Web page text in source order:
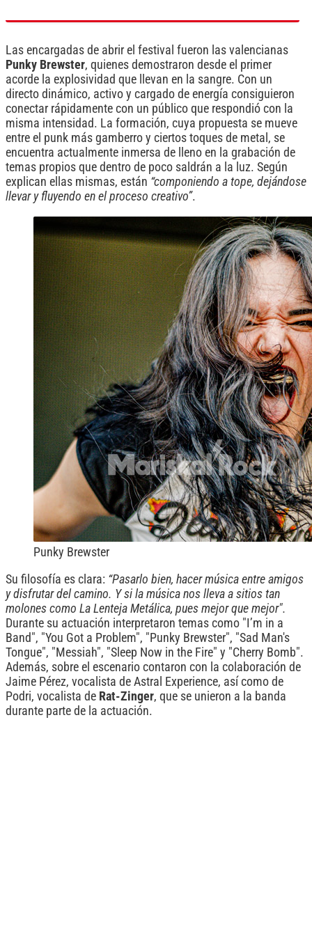
Las encargadas de abrir el festival fueron las valencianas
Punky Brewster, quienes demostraron desde el primer
acorde la explosividad que llevan en la sangre. Con un
directo dinámico, activo y cargado de energía consiguieron
conectar rápidamente con un público que respondió con la
misma intensidad. La formación, cuya propuesta se mueve
entre el punk más gamberro y ciertos toques de metal, se
encuentra actualmente inmersa de lleno en la grabación de
temas propios que dentro de poco saldrán a la luz. Según
explican ellas mismas, están “componiendo a tope, dejándose
llevar y fluyendo en el proceso creativo”.
Punky Brewster
Su filosofía es clara: “Pasarlo bien, hacer música entre amigos
y disfrutar del camino. Y si la música nos lleva a sitios tan
molones como La Lenteja Metálica, pues mejor que mejor".
Durante su actuación interpretaron temas como "I’m in a
Band", "You Got a Problem", "Punky Brewster", "Sad Man's
Tongue", "Messiah", "Sleep Now in the Fire" y "Cherry Bomb".
Además, sobre el escenario contaron con la colaboración de
Jaime Pérez, vocalista de Astral Experience, así como de
Podri, vocalista de Rat-Zinger, que se unieron a la banda
durante parte de la actuación.